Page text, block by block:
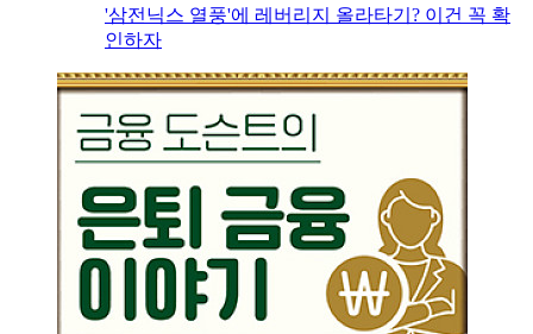
'삼전닉스 열풍'에 레버리지 올라타기? 이건 꼭 확
인하자